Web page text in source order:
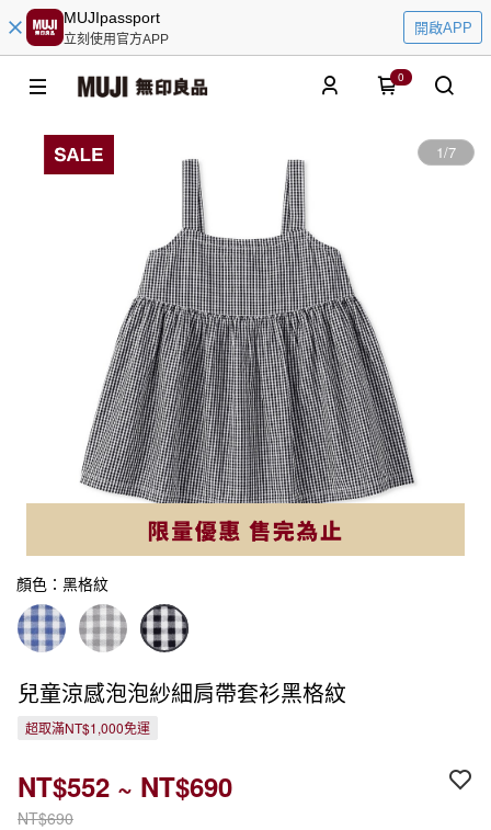
MUJIpassport
立刻使用官方APP
開啟APP
0
1/7
顏色：黑格紋
兒童涼感泡泡紗細肩帶套衫黑格紋
超取滿NT$1,000免運
NT$690
NT$552 ~ NT$690